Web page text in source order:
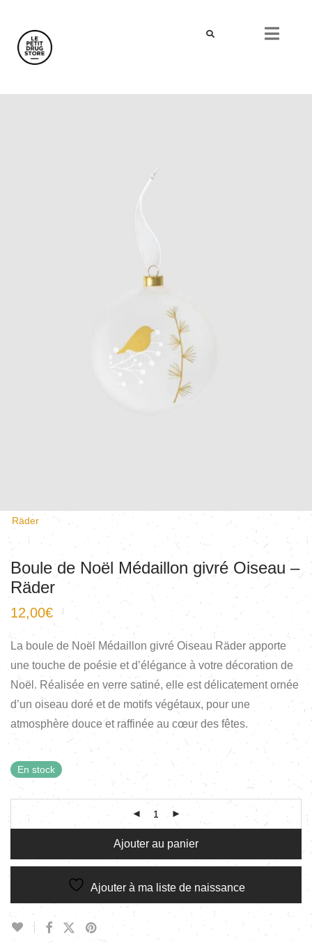
Räder
Boule de Noël Médaillon givré Oiseau –
Räder
12,00€
La boule de Noël Médaillon givré Oiseau Räder apporte
une touche de poésie et d’élégance à votre décoration de
Noël. Réalisée en verre satiné, elle est délicatement ornée
d’un oiseau doré et de motifs végétaux, pour une
atmosphère douce et raffinée au cœur des fêtes.
En stock
Ajouter au panier
Ajouter à ma liste de naissance